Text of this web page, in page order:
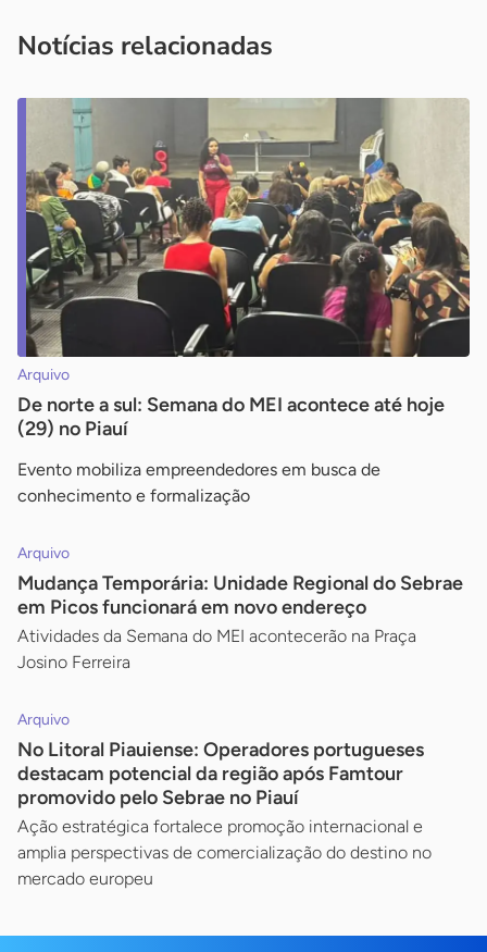
Notícias relacionadas
Arquivo
De norte a sul: Semana do MEI acontece até hoje
(29) no Piauí
Evento mobiliza empreendedores em busca de
conhecimento e formalização
Arquivo
Mudança Temporária: Unidade Regional do Sebrae
em Picos funcionará em novo endereço
Atividades da Semana do MEI acontecerão na Praça
Josino Ferreira
Arquivo
No Litoral Piauiense: Operadores portugueses
destacam potencial da região após Famtour
promovido pelo Sebrae no Piauí
Ação estratégica fortalece promoção internacional e
amplia perspectivas de comercialização do destino no
mercado europeu